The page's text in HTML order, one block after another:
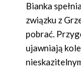
Bianka
związku z
pobrać.
ujawniają